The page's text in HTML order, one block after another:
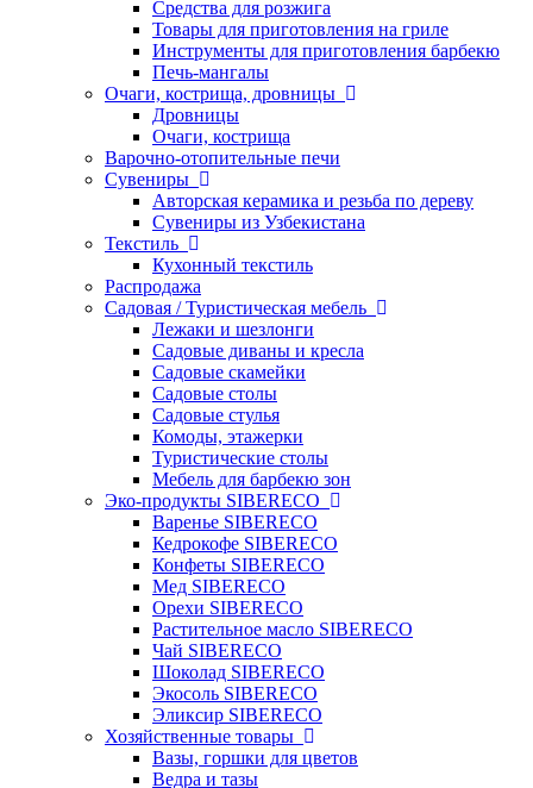
Средства для розжига
Товары для приготовления на гриле
Инструменты для приготовления барбекю
Печь-мангалы
Очаги, кострища, дровницы
Дровницы
Очаги, кострища
Варочно-отопительные печи
Сувениры
Авторская керамика и резьба по дереву
Сувениры из Узбекистана
Текстиль
Кухонный текстиль
Распродажа
Садовая / Туристическая мебель
Лежаки и шезлонги
Садовые диваны и кресла
Садовые скамейки
Садовые столы
Садовые стулья
Комоды, этажерки
Туристические столы
Мебель для барбекю зон
Эко-продукты SIBERECO
Варенье SIBERECO
Кедрокофе SIBERECO
Конфеты SIBERECO
Мед SIBERECO
Орехи SIBERECO
Растительное масло SIBERECO
Чай SIBERECO
Шоколад SIBERECO
Экосоль SIBERECO
Эликсир SIBERECO
Хозяйственные товары
Вазы, горшки для цветов
Ведра и тазы